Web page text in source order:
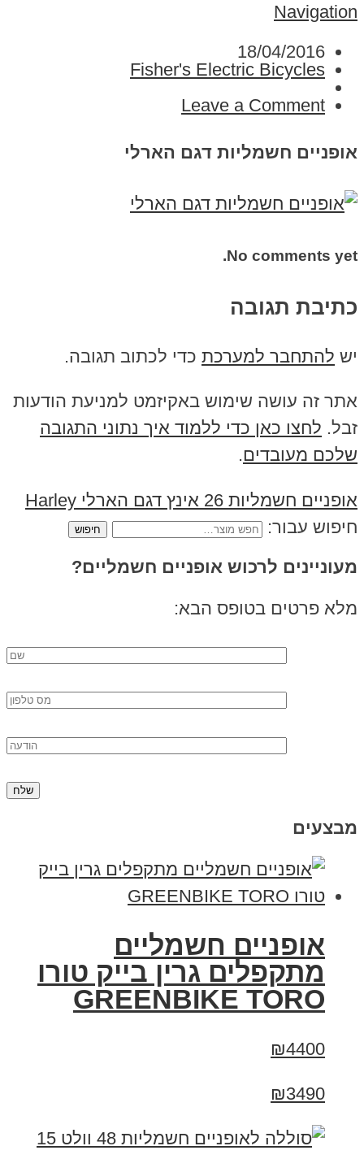
Navigation
18/04/2016
Fisher's Electric Bicycles
Leave a Comment
אופניים חשמליות דגם הארלי
No comments yet.
כתיבת תגובה
יש להתחבר למערכת כדי לכתוב תגובה.
אתר זה עושה שימוש באקיזמט למניעת הודעות
זבל. לחצו כאן כדי ללמוד איך נתוני התגובה
שלכם מעובדים.
אופניים חשמליות 26 אינץ דגם הארלי Harley
חיפוש עבור:
מעוניינים לרכוש אופניים חשמליים?
מלא פרטים בטופס הבא:
מבצעים
אופניים חשמליים
מתקפלים גרין בייק טורו
GREENBIKE TORO
₪4400
₪3490